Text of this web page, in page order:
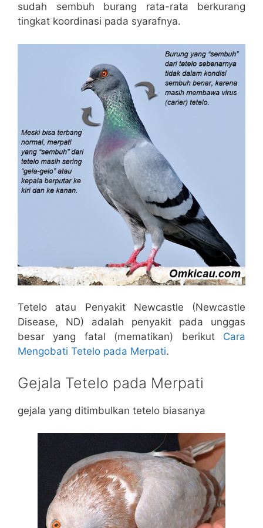
sudah sembuh burang rata-rata berkurang
tingkat koordinasi pada syarafnya.
Tetelo atau Penyakit Newcastle (Newcastle
Disease, ND) adalah penyakit pada unggas
besar yang fatal (mematikan) berikut Cara
Mengobati Tetelo pada Merpati.
Gejala Tetelo pada Merpati
gejala yang ditimbulkan tetelo biasanya